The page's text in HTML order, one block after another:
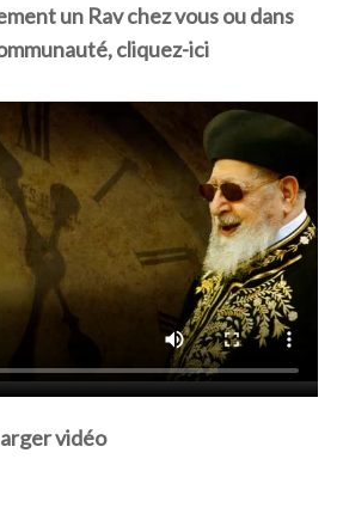
un Rav chez vous ou dans
cliquez-ici
vidéo